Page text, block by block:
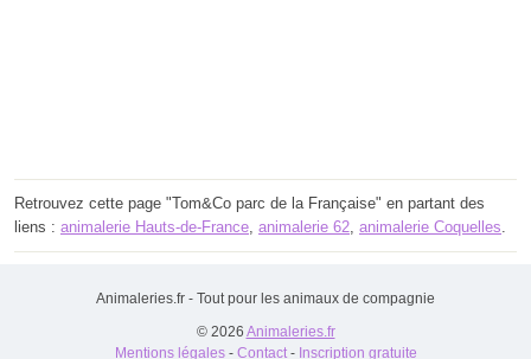
Retrouvez cette page "Tom&Co parc de la Française" en partant des
liens : animalerie Hauts-de-France animalerie 62 animalerie Coquelles
Animaleries.fr - Tout pour les animaux de compagnie
© 2026 Animaleries.fr
Mentions légales- Contact- Inscription gratuite